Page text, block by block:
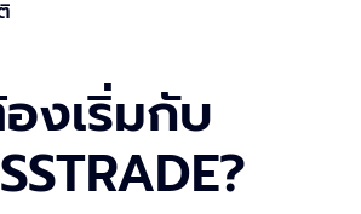
งเริ่มกับ